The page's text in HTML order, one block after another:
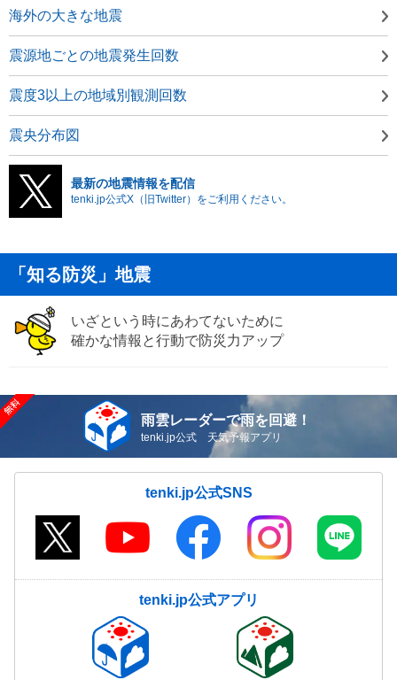
海外の大きな地震
震源地ごとの地震発生回数
震度3以上の地域別観測回数
震央分布図
最新の地震情報を配信
tenki.jp公式X（旧Twitter）をご利用ください。
「知る防災」地震
いざという時にあわてないために
確かな情報と行動で防災力アップ
雨雲レーダーで雨を回避！
tenki.jp公式 天気予報アプリ
tenki.jp公式SNS
tenki.jp公式アプリ